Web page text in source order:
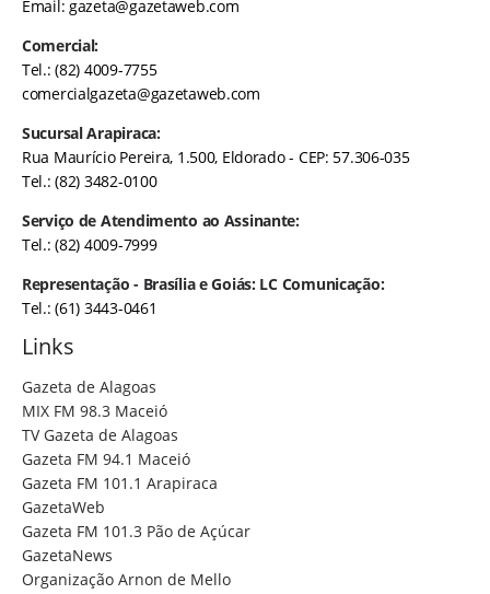
Email:gazeta@gazetaweb.com
Comercial:
Tel.: (82) 4009-7755
comercialgazeta@gazetaweb.com
Sucursal Arapiraca:
Rua Maurício Pereira, 1.500, Eldorado - CEP: 57.306-035
Tel.: (82) 3482-0100
Serviço de Atendimento ao Assinante:
Tel.: (82) 4009-7999
Representação - Brasília e Goiás: LC Comunicação:
Tel.: (61) 3443-0461
Links
Gazeta de Alagoas
MIX FM 98.3 Maceió
TV Gazeta de Alagoas
Gazeta FM 94.1 Maceió
Gazeta FM 101.1 Arapiraca
GazetaWeb
Gazeta FM 101.3 Pão de Açúcar
GazetaNews
Organização Arnon de Mello